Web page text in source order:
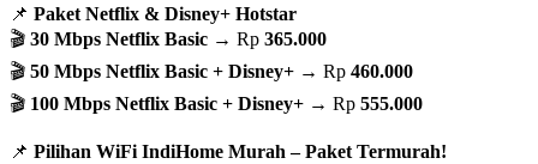
📌 Paket Netflix & Disney+ Hotstar
🎬 30 Mbps Netflix Basic → Rp 365.000
🎬 50 Mbps Netflix Basic + Disney+ → Rp 460.000
🎬 100 Mbps Netflix Basic + Disney+ → Rp 555.000
📌 Pilihan WiFi IndiHome Murah – Paket Termurah!